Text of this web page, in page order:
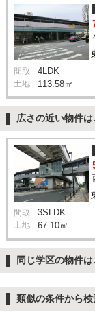
間取 4LDK
土地 113.58㎡
広さの近い物件は
間取 3SLDK
土地 67.10㎡
同じ学区の物件
類似の条件から検